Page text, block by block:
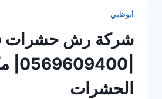
أبوظبي
شركة رش حشرات
الحشرات